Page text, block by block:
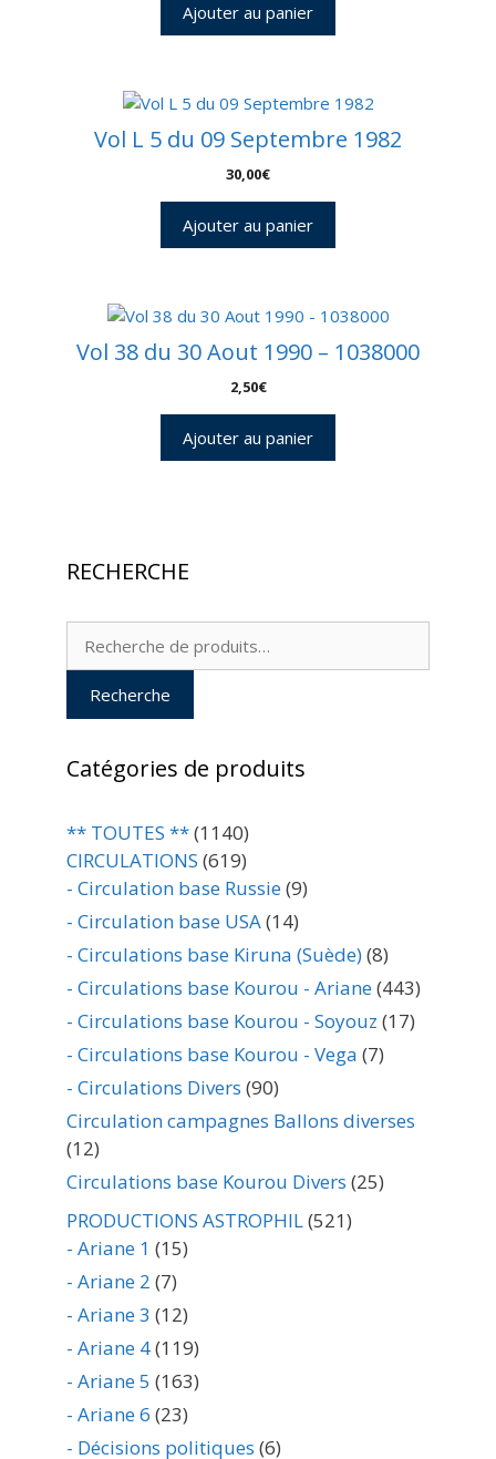
Ajouter au panier
Vol L 5 du 09 Septembre 1982
30,00€
Ajouter au panier
Vol 38 du 30 Aout 1990 – 1038000
2,50€
Ajouter au panier
RECHERCHE
Recherche
Recherche
Catégories de produits
** TOUTES **(1140)
CIRCULATIONS (619)
- Circulation base Russie(9)
- Circulation base USA(14)
- Circulations base Kiruna (Suède)(8)
- Circulations base Kourou - Ariane(443)
- Circulations base Kourou - Soyouz (17)
- Circulations base Kourou - Vega (7)
- Circulations Divers (90)
Circulation campagnes Ballons diverses
(12)
Circulations base Kourou Divers (25)
PRODUCTIONS ASTROPHIL(521)
- Ariane 1 (15)
- Ariane 2 (7)
- Ariane 3 (12)
- Ariane 4(119)
- Ariane 5 (163)
- Ariane 6 (23)
- Décisions politiques (6)